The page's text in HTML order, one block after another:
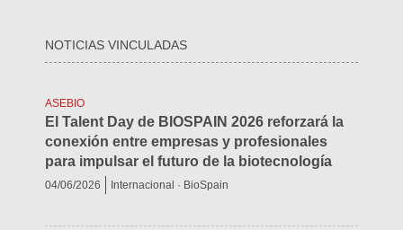
NOTICIAS VINCULADAS
ASEBIO
El Talent Day de BIOSPAIN 2026 reforzará la
conexión entre empresas y profesionales
para impulsar el futuro de la biotecnología
04/06/2026 Internacional · BioSpain